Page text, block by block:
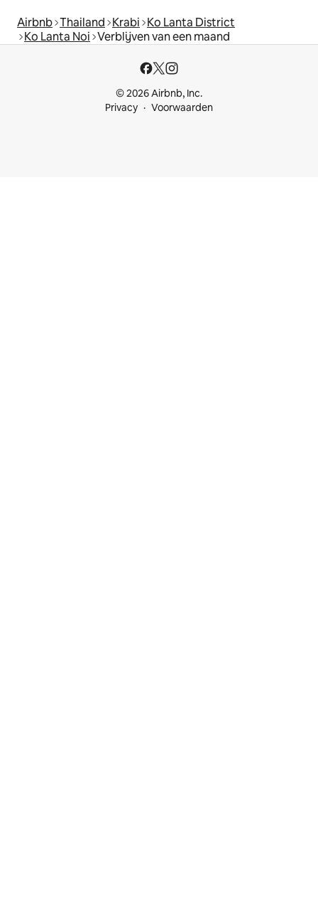
Airbnb Thailand Krabi Ko Lanta District
Ko Lanta Noi Verblijven van een maand
© 2026 Airbnb, Inc.
Privacy
Voorwaarden